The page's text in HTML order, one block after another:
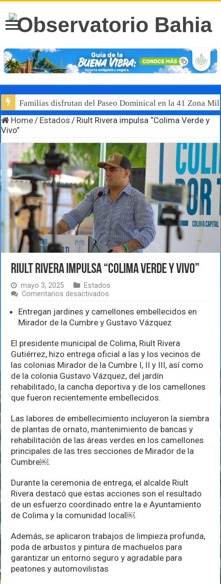
Familias disfrutan del Paseo Dominical en la 41 Zona
Home / Estados / Riult Rivera impulsa “Colima Verde y
Vivo”
Riult Rivera impulsa “Colima Verde y Vivo”
mayo 3, 2025
Estados
Comentarios desactivados
Rivera
impulsa
“Colima
y
Vivo”
Entregan jardines y camellones embellecidos en
Mirador de la Cumbre y Gustavo Vázquez
El presidente municipal de Colima, Riult Rivera
Gutiérrez, hizo entrega oficial a las y los vecinos de
las colonias Mirador de la Cumbre I, II y III, así como
de la colonia Gustavo Vázquez, del jardín
rehabilitado, la cancha deportiva y de los camellones
que fueron recientemente embellecidos.
Las labores de embellecimiento incluyeron la siembra
de plantas de ornato, mantenimiento de bancas y
rehabilitación de las áreas verdes en los camellones
principales de las tres secciones de Mirador de la
Cumbre￼.
Durante la ceremonia de entrega, el alcalde Riult
Rivera destacó que estas acciones son el resultado
de un esfuerzo coordinado entre la e Ayuntamiento
de Colima y la comunidad local￼.
Además, se aplicaron trabajos de limpieza profunda,
poda de arbustos y pintura de machuelos para
garantizar un entorno seguro y agradable para
peatones y automovilistas